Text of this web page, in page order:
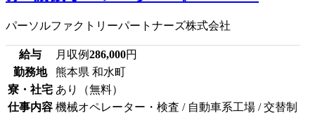
パーソルファクトリーパートナーズ株式会社
給与 月収例286,000円
勤務地
熊本県 和水町
寮・社宅 あり（無料）
仕事内容 機械オペレーター・検査 / 自動車系工場 / 交替制